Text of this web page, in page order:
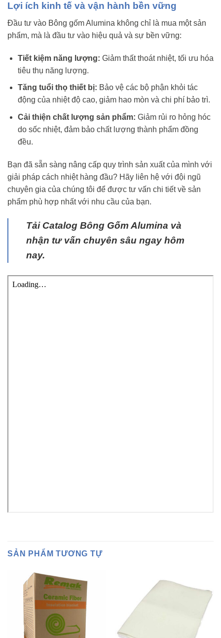
Lợi ích kinh tế và vận hành bền vững
Đầu tư vào Bông gốm Alumina không chỉ là mua một sản
phẩm, mà là đầu tư vào hiệu quả và sự bền vững:
Tiết kiệm năng lượng: Giảm thất thoát nhiệt, tối ưu hóa
tiêu thụ năng lượng.
Tăng tuổi thọ thiết bị: Bảo vệ các bộ phận khỏi tác
động của nhiệt độ cao, giảm hao mòn và chi phí bảo trì.
Cải thiện chất lượng sản phẩm: Giảm rủi ro hỏng hóc
do sốc nhiệt, đảm bảo chất lượng thành phẩm đồng
đều.
Bạn đã sẵn sàng nâng cấp quy trình sản xuất của mình với
giải pháp cách nhiệt hàng đầu? Hãy liên hệ với đội ngũ
chuyên gia của chúng tôi để được tư vấn chi tiết về sản
phẩm phù hợp nhất với nhu cầu của bạn.
Tải Catalog Bông Gốm Alumina và
nhận tư vấn chuyên sâu ngay hôm
nay.
SẢN PHẨM TƯƠNG TỰ